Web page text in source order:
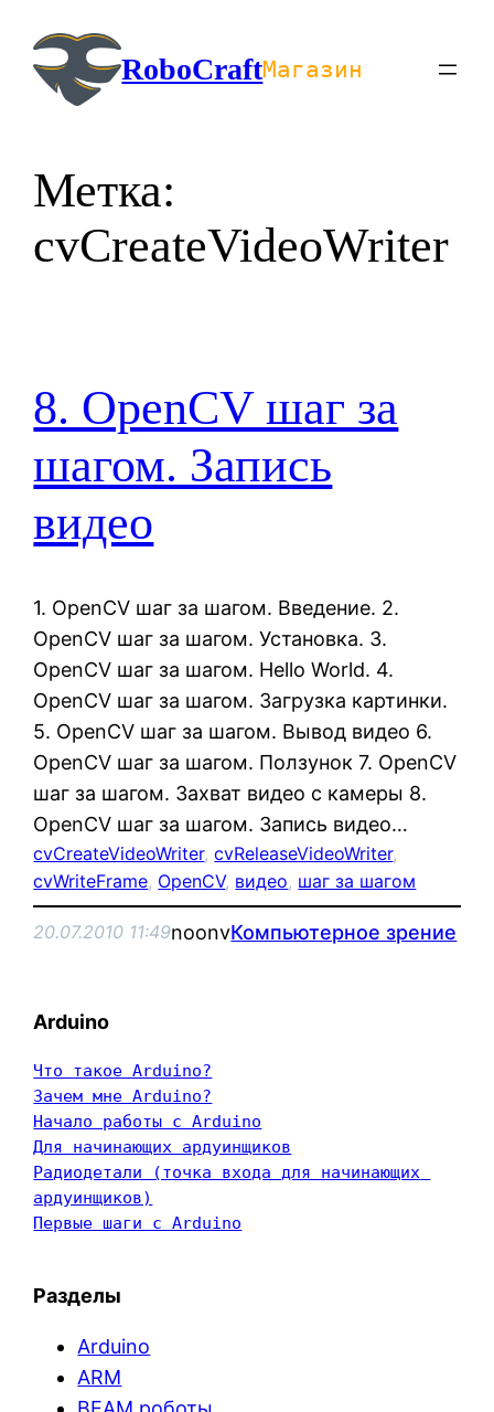
содержимомуRoboCraftМагазин
Метка:
cvCreateVideoWriter
8. OpenCV шаг за
шагом. Запись
видео
1. OpenCV шаг за шагом. Введение. 2.
OpenCV шаг за шагом. Установка. 3.
OpenCV шаг за шагом. Hello World. 4.
OpenCV шаг за шагом. Загрузка картинки.
5. OpenCV шаг за шагом. Вывод видео 6.
OpenCV шаг за шагом. Ползунок 7. OpenCV
шаг за шагом. Захват видео с камеры 8.
OpenCV шаг за шагом. Запись видео…
cvCreateVideoWriter, cvReleaseVideoWriter
cvWriteFrame, OpenCV, видео, шаг за шагом
20.07.2010 11:49noonvКомпьютерное зрение
Arduino
Что такое Arduino?
Зачем мне Arduino?
Начало работы с Arduino
Для начинающих ардуинщиков
Радиодетали (точка входа для начинающих
ардуинщиков)
Первые шаги с Arduino
Разделы
Arduino
ARM